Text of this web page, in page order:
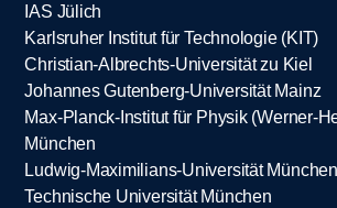
IAS Jülich
Karlsruher Institut für Technologie (KIT)
Christian-Albrechts-Universität zu Kiel
Johannes Gutenberg-Universität Mainz
Max-Planck-Institut für Physik (Werner-
München
Ludwig-Maximilians-Universität München
Technische Universität München